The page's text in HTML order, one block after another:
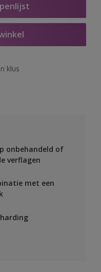
klus
onbehandeld of
verflagen
met een